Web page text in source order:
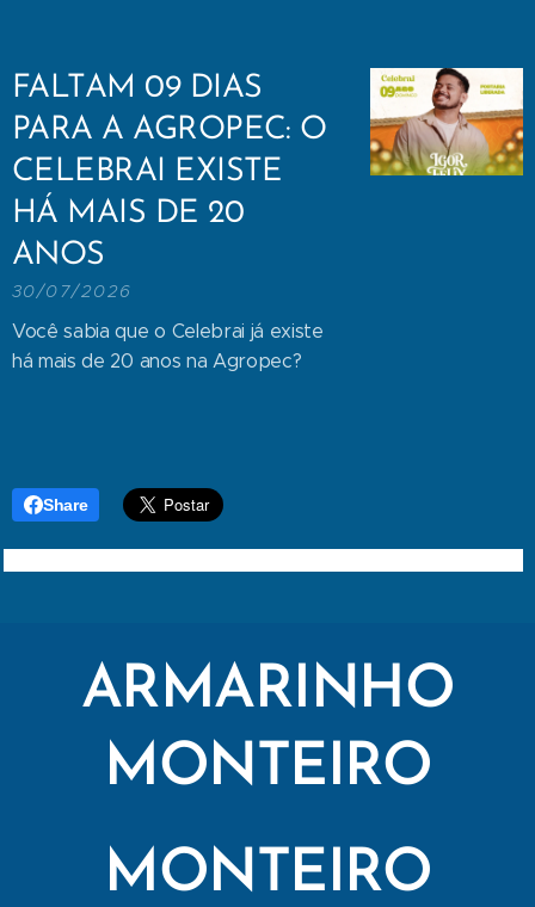
FALTAM 09 DIAS
PARA A AGROPEC: O
CELEBRAI EXISTE
HÁ MAIS DE 20
ANOS
30/07/2026
Você sabia que o Celebrai já existe
há mais de 20 anos na Agropec?
Share
ARMARINHO
MONTEIRO
MONTEIRO